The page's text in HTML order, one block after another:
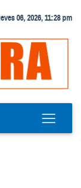
06, 2026, 11:28 pm